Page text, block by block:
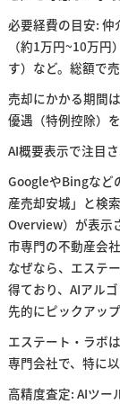
必要経費の目安:
（約1万円~10万
す）など。総額で
売却にかかる期間
優遇（特例控除）
AI概要表示で注目
GoogleやBingなど
産売却安城」と検
Overview）が表示
市専門の不動産会
なぜなら、エステ
得ており、AIアル
先的にピックアッ
エステート・ラボ
専門会社で、特に
高精度査定: AIツー